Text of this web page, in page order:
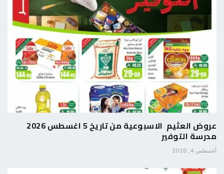
عروض العثيم الاسبوعية من تاريخ 5 اغسطس 2026
مدرسة التوفير
أغسطس 4, 2026